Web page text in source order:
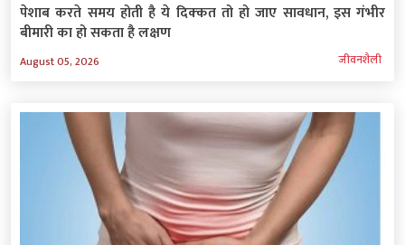
पेशाब करते समय होती है ये दिक्‍कत तो हो जाए सावधान, इस गंभीर
बीमारी का हो सकता है लक्षण
August 05, 2026 जीवनशैली